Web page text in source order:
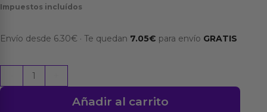
Impuestos incluídos
Envío desde 6.30€ · Te quedan 7.05€ para envío GRATIS
Vibrador
Añadir al carrito